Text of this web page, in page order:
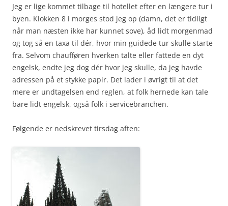
Jeg er lige kommet tilbage til hotellet efter en længere tur i
byen. Klokken 8 i morges stod jeg op (damn, det er tidligt
når man næsten ikke har kunnet sove), åd lidt morgenmad
og tog så en taxa til dér, hvor min guidede tur skulle starte
fra. Selvom chaufføren hverken talte eller fattede en dyt
engelsk, endte jeg dog dér hvor jeg skulle, da jeg havde
adressen på et stykke papir. Det lader i øvrigt til at det
mere er undtagelsen end reglen, at folk hernede kan tale
bare lidt engelsk, også folk i servicebranchen.
Følgende er nedskrevet tirsdag aften: